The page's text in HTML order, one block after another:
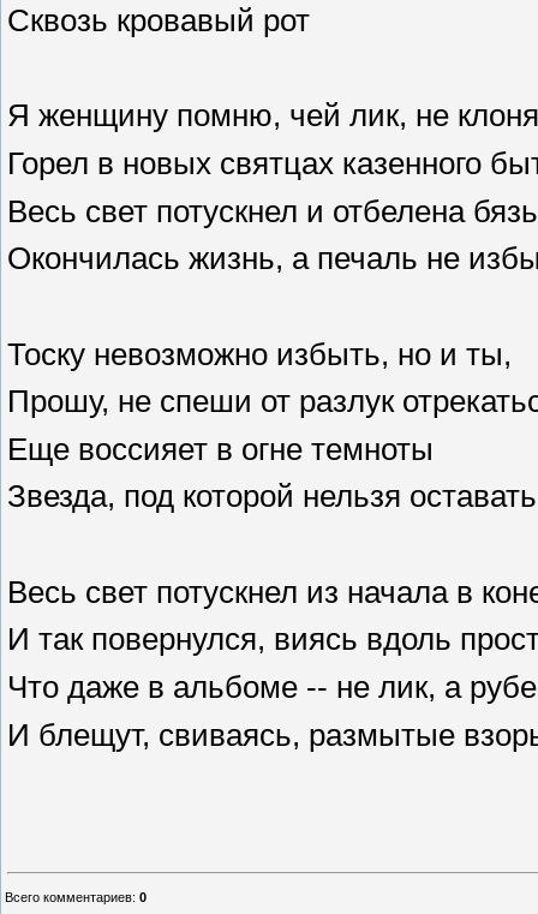
Сквозь кровавый рот
Я женщину помню, чей лик, не
Горел в новых святцах казенного
Весь свет потускнел и отбелена
Окончилась жизнь, а печаль не
Тоску невозможно избыть, но и ты,
Прошу, не спеши от разлук
Еще воссияет в огне темноты
Звезда, под которой нельзя
Весь свет потускнел из начала в
И так повернулся, виясь вдоль
Что даже в альбоме -- не лик, а
И блещут, свиваясь, размытые
Всего комментариев: 0